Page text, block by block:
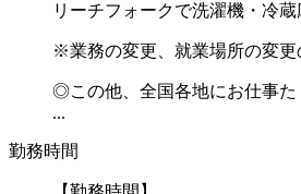
リーチフォークで洗濯機・冷
※業務の変更、就業場所の変更
◎この他、全国各地にお仕事た
...
勤務時間